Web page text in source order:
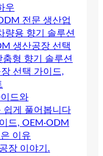
우
전문 생산업
량용 향기 솔루션
생산공장 선택
형 향기 솔루션
선택 가이드,
드와
쉽게 풀어봅니다
드, OEM·ODM
이유
장 이야기.